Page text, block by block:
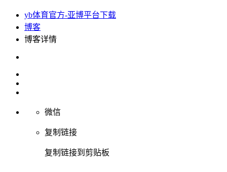
yb体育官方-亚博平台下载
博客
博客详情
微信
复制链接
复制链接到剪贴板